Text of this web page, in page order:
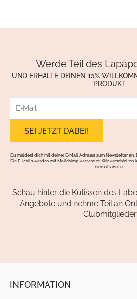
Werde Teil des
UND ERHALTE DEINEN 10%
PRODUKT
Mail
Du meldest dich mit deiner E-Mail Adresse zum Newsletter
Die E-Mails werden mit Mailchimp versendet. Wir verschicken
niemals weiter.
Schau hinter die Kulissen des
Angebote und nehme Teil an
Clubmitglieder
INFORMATION